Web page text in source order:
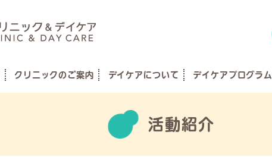
クリニックのご案内 デイケアについて デイケアプログラム
活動紹介